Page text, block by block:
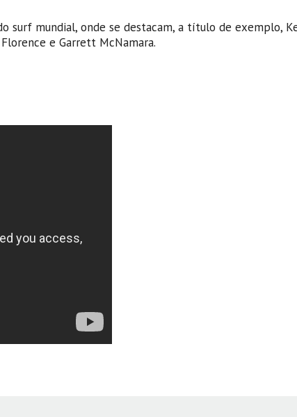
surf mundial, onde se destacam, a título de exemplo,
Florence e Garrett McNamara.